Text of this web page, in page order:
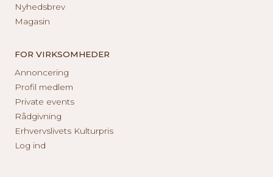
Nyhedsbrev
Magasin
FOR VIRKSOMHEDER
Annoncering
Profil medlem
Private events
Rådgivning
Erhvervslivets Kulturpris
Log ind